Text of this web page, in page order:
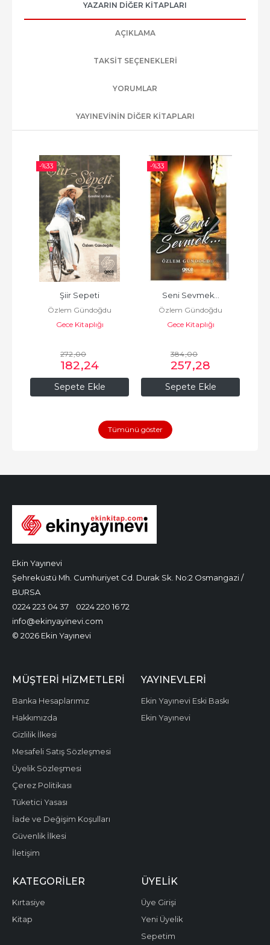
YAZARIN DIĞER KITAPLARI
AÇIKLAMA
TAKSIT SEÇENEKLERI
YORUMLAR
YAYINEVININ DIĞER KITAPLARI
-%33
Sepete Ekle
Şiir Sepeti
Özlem Gündoğdu
Gece Kitaplığı
272,00
182,24
-%33
Sepete Ekle
Seni Sevmek...
Özlem Gündoğdu
Gece Kitaplığı
384,00
257,28
Tümünü göster
Ekin Yayınevi
Şehreküstü Mh. Cumhuriyet Cd. Durak Sk. No:2 Osmangazi /
BURSA
0224 223 04 37
0224 220 16 72
info@ekinyayinevi.com
© 2026 Ekin Yayınevi
MÜŞTERI HIZMETLERI
Banka Hesaplarımız
Hakkımızda
Gizlilik İlkesi
Mesafeli Satış Sözleşmesi
Üyelik Sözleşmesi
Çerez Politikası
Tüketici Yasası
İade ve Değişim Koşulları
Güvenlik İlkesi
İletişim
YAYINEVLERI
Ekin Yayınevi Eski Baskı
Ekin Yayınevi
KATEGORILER
Kırtasiye
Kitap
ÜYELIK
Üye Girişi
Yeni Üyelik
Sepetim